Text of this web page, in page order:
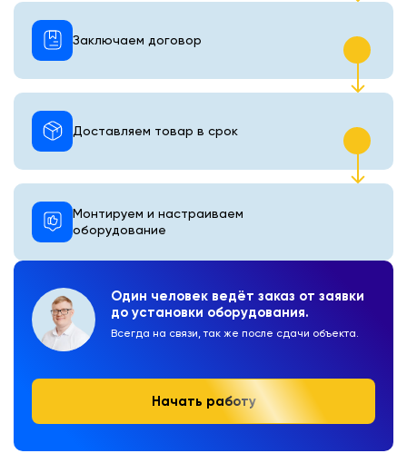
Один человек ведёт заказ от заявки
до установки оборудования.
Всегда на связи, так же после сдачи объекта.
Начать работу
Монтируем и настраиваем
оборудование
Доставляем товар в срок
Заключаем договор